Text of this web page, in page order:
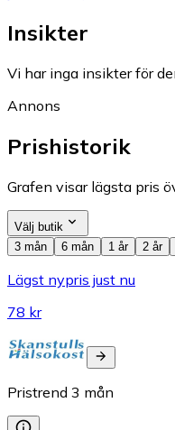
Insikter
Vi har inga insikter för
Annons
Prishistorik
Grafen visar lägsta pris
Välj butik
3 mån
6 mån 1 år 2 år
Lägst nypris just nu
78 kr
Pristrend 3 mån